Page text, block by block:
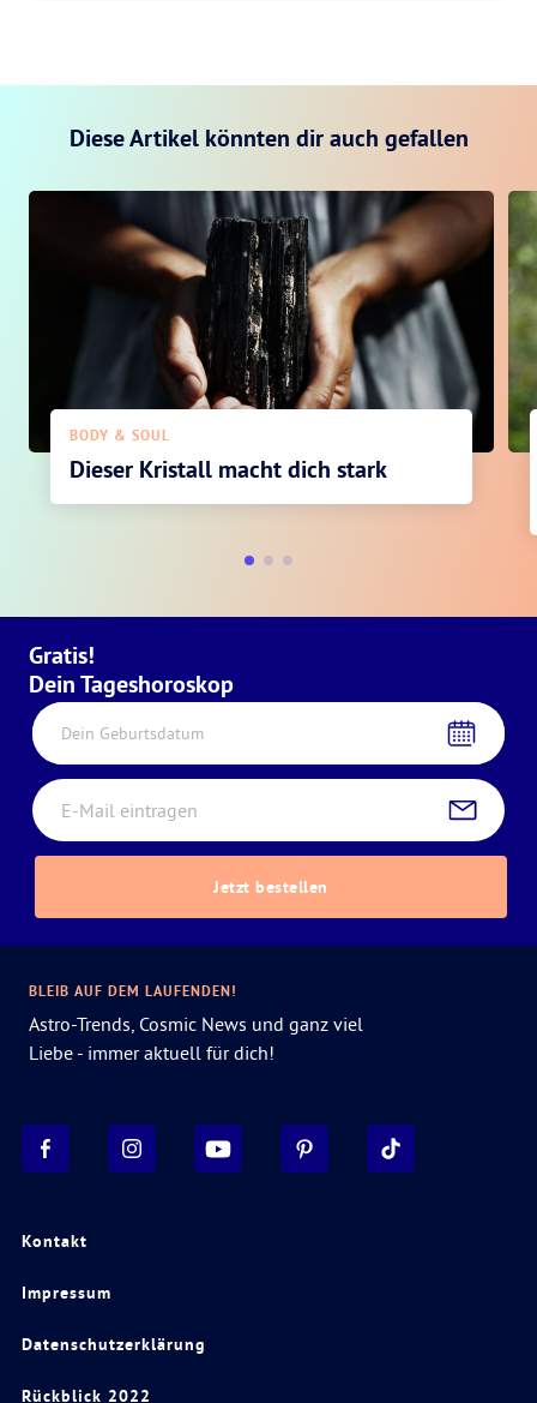
Diese Artikel könnten dir auch gefallen
BODY & SOUL
Dieser Kristall macht dich stark
Gratis!
Dein Tageshoroskop
Dein Geburtsdatum
Jetzt bestellen
Kontakt
Impressum
Datenschutzerklärung
Rückblick 2022
BLEIB AUF DEM LAUFENDEN!
Astro-Trends, Cosmic News und ganz viel
Liebe - immer aktuell für dich!